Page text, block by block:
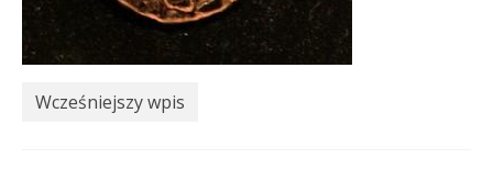
Wcześniejszy wpis